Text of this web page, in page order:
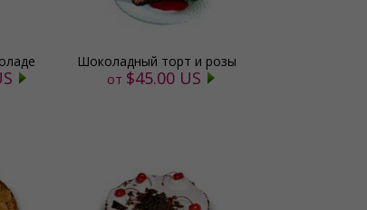
Шоколадный торт и розы
от $45.00 US